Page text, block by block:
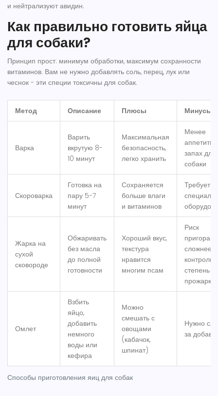
и нейтрализуют авидин.
Как правильно готовить яйца
для собаки?
Принцип прост: минимум обработки, максимум сохранности
витаминов. Вам не нужно добавлять соль, перец, лук или
чеснок - эти специи токсичны для собак.
Способы приготовления яиц для собак
Метод Описание Плюсы Минусы
Варка
Варить
вкрутую 8-
10 минут
Максимальная
безопасность,
легко хранить
Менее
запах для
собаки
Скороварка
Готовка на
пару 5-7
минут
Сохраняется
больше влаги
и витаминов
Требует
Жарка на
сухой
сковороде
Обжаривать
без масла
до полной
готовности
Хороший вкус,
текстура
нравится
многим псам
Риск
сложнее
степень
прожарки
Омлет
Взбить
яйцо,
добавить
немного
воды или
кефира
Можно
смешать с
овощами
(кабачок,
шпинат)
Нужно
за